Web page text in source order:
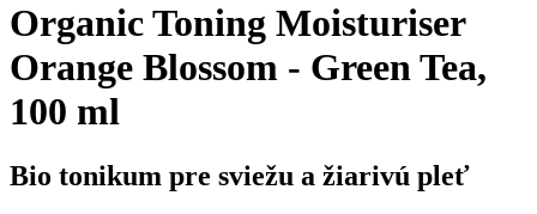
Organic Toning Moisturiser
Orange Blossom - Green Tea,
100 ml
Bio tonikum pre sviežu a žiarivú pleť